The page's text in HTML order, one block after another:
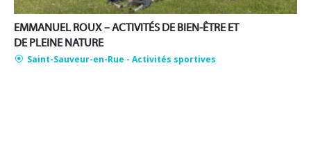
EMMANUEL ROUX – ACTIVITÉS DE BIEN-ÊTRE ET
DE PLEINE NATURE
Saint-Sauveur-en-Rue - Activités sportives